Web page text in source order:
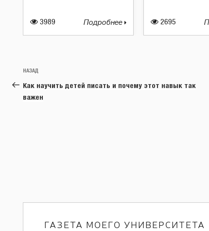
3989 Подробнее 2695
Навигация
по
записям
Предыдущая
запись:
НАЗАД
Как научить детей писать и почему этот навык так
важен
ГАЗЕТА МОЕГО УНИВЕРСИТЕТА